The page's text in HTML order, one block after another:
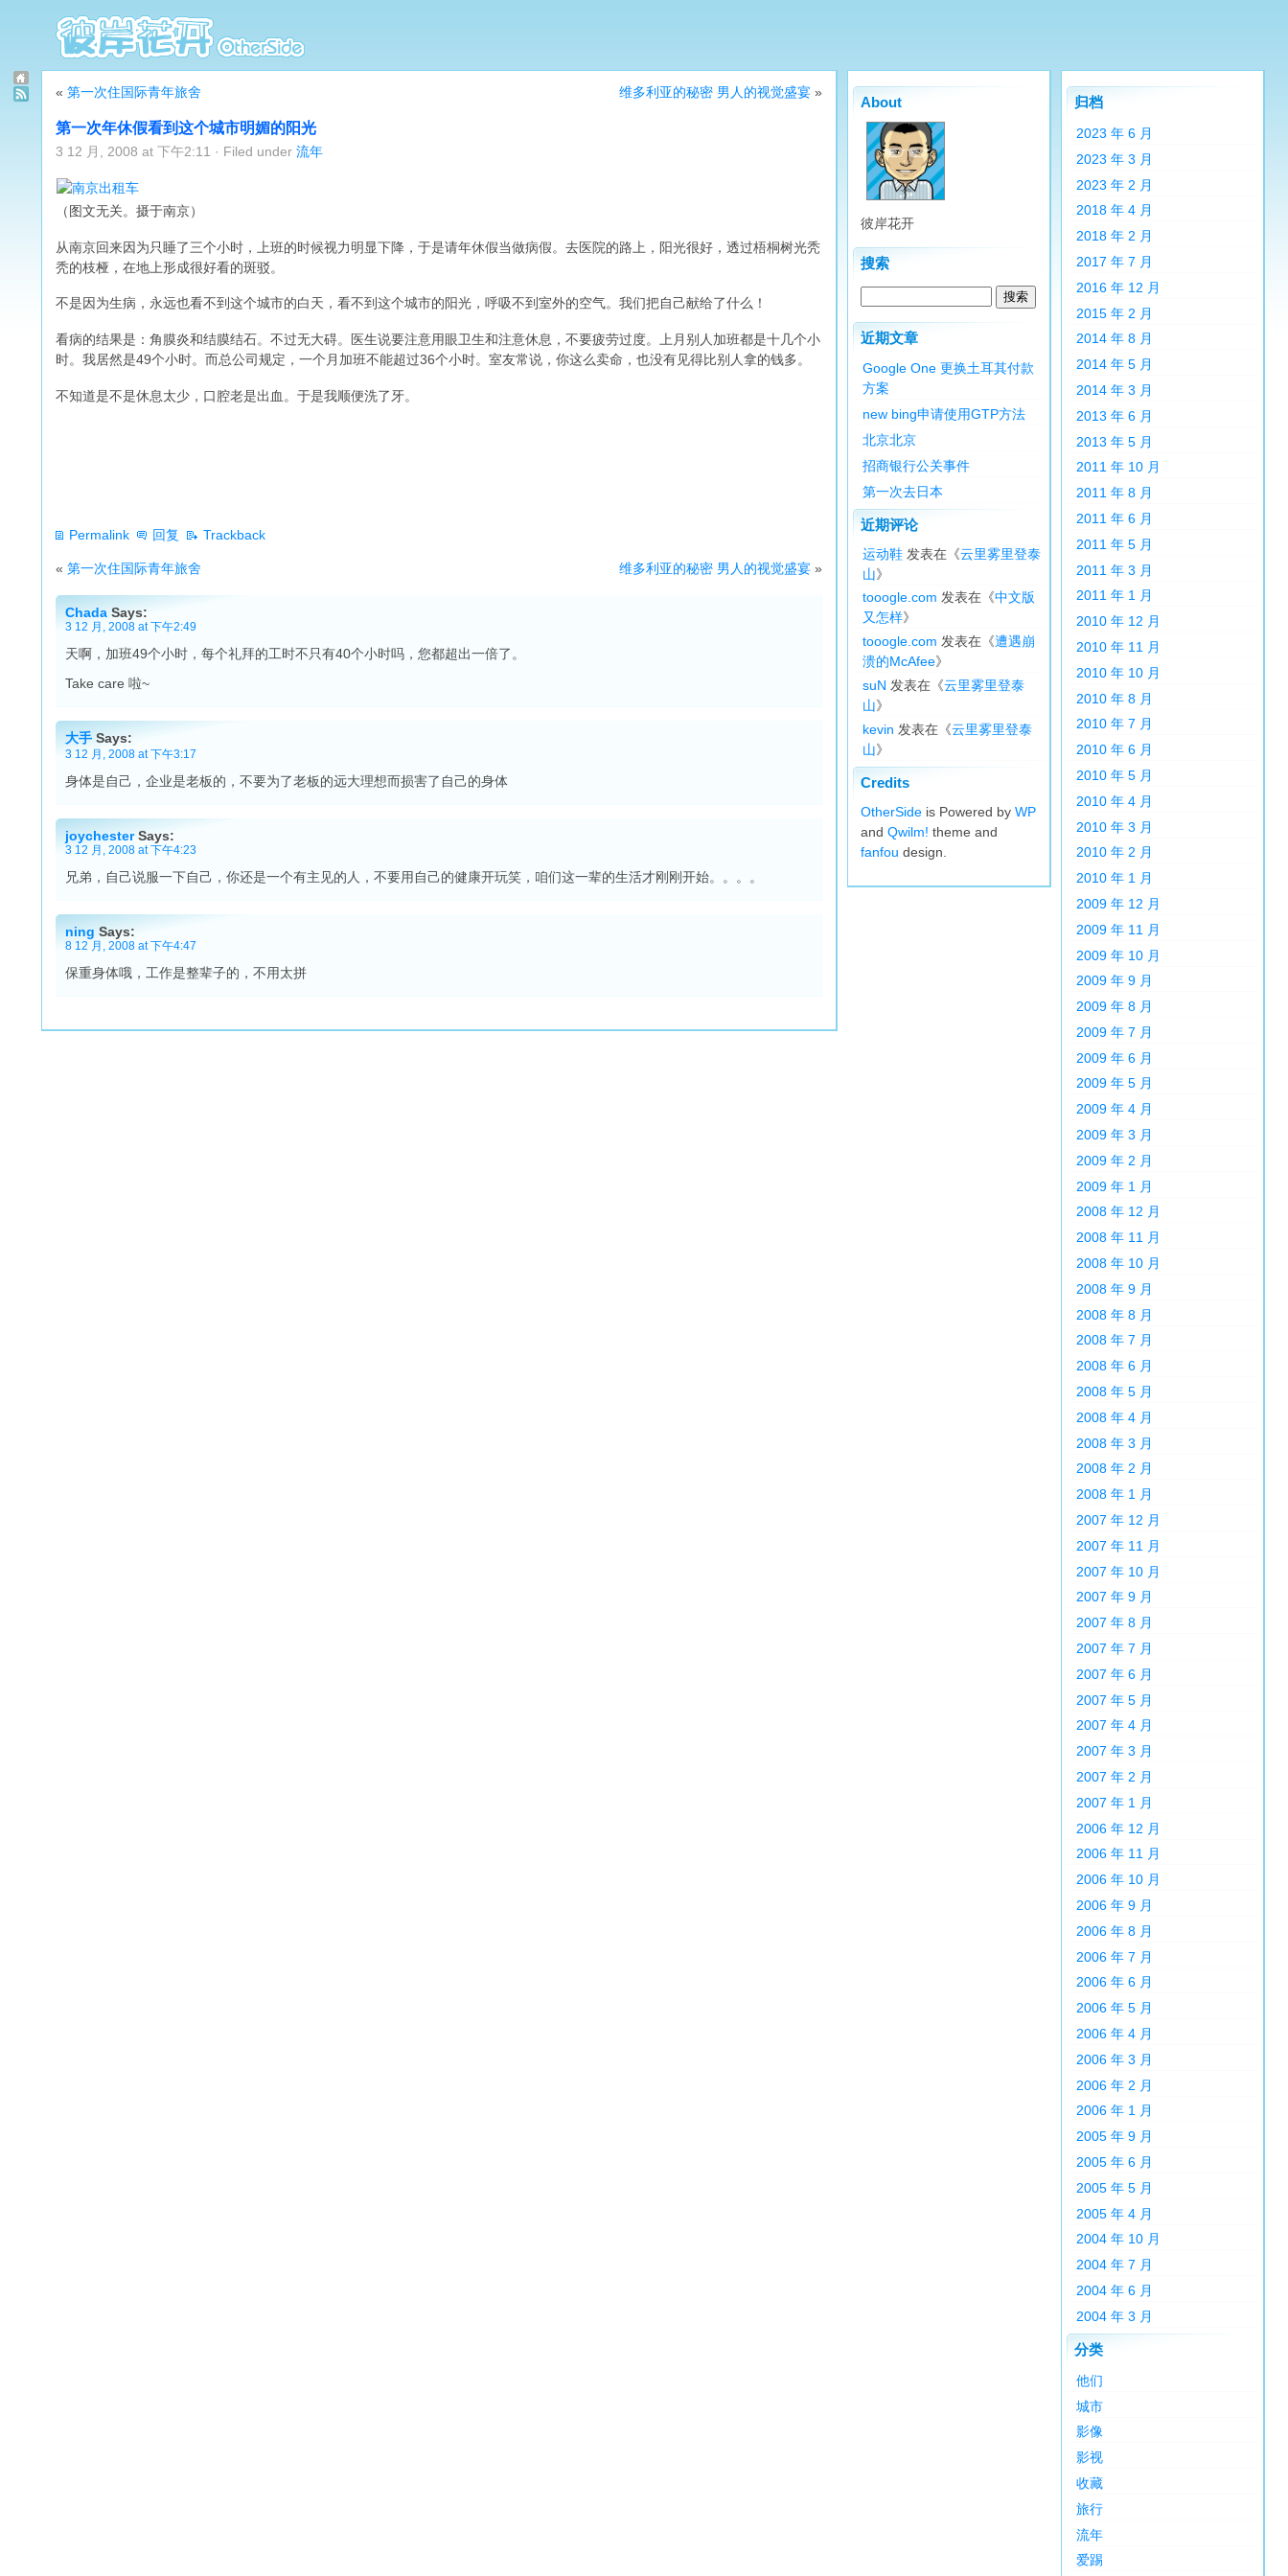
维多利亚的秘密 男人的视觉盛宴 »
« 第一次住国际青年旅舍
第一次年休假看到这个城市明媚的阳光
3 12 月, 2008 at 下午2:11 · Filed under 流年
（图文无关。摄于南京）
从南京回来因为只睡了三个小时，上班的时候视力明显下降，于是请年休假当做病假。去医院的路上，阳光很好，透过梧桐树光秃
秃的枝桠，在地上形成很好看的斑驳。
不是因为生病，永远也看不到这个城市的白天，看不到这个城市的阳光，呼吸不到室外的空气。我们把自己献给了什么！
看病的结果是：角膜炎和结膜结石。不过无大碍。医生说要注意用眼卫生和注意休息，不要疲劳过度。上月别人加班都是十几个小
时。我居然是49个小时。而总公司规定，一个月加班不能超过36个小时。室友常说，你这么卖命，也没有见得比别人拿的钱多。
不知道是不是休息太少，口腔老是出血。于是我顺便洗了牙。
Permalink 回复 Trackback
维多利亚的秘密 男人的视觉盛宴 »
« 第一次住国际青年旅舍
Chada Says:
3 12 月, 2008 at 下午2:49
天啊，加班49个小时，每个礼拜的工时不只有40个小时吗，您都超出一倍了。
Take care 啦~
大手 Says:
3 12 月, 2008 at 下午3:17
身体是自己，企业是老板的，不要为了老板的远大理想而损害了自己的身体
joychesterSays:
3 12 月, 2008 at 下午4:23
兄弟，自己说服一下自己，你还是一个有主见的人，不要用自己的健康开玩笑，咱们这一辈的生活才刚刚开始。。。。
ning Says:
8 12 月, 2008 at 下午4:47
保重身体哦，工作是整辈子的，不用太拼
About
彼岸花开
搜索
近期文章
Google One 更换土耳其付款
方案
new bing申请使用GTP方法
北京北京
招商银行公关事件
第一次去日本
近期评论
运动鞋 发表在《云里雾里登泰
山》
tooogle.com 发表在《中文版
又怎样》
tooogle.com 发表在《遭遇崩
溃的McAfee》
suN 发表在《云里雾里登泰
山》
kevin 发表在《云里雾里登泰
山》
Credits
OtherSide is Powered by WP
and Qwilm! theme and
fanfou design.
归档
2023 年 6 月
2023 年 3 月
2023 年 2 月
2018 年 4 月
2018 年 2 月
2017 年 7 月
2016 年 12 月
2015 年 2 月
2014 年 8 月
2014 年 5 月
2014 年 3 月
2013 年 6 月
2013 年 5 月
2011 年 10 月
2011 年 8 月
2011 年 6 月
2011 年 5 月
2011 年 3 月
2011 年 1 月
2010 年 12 月
2010 年 11 月
2010 年 10 月
2010 年 8 月
2010 年 7 月
2010 年 6 月
2010 年 5 月
2010 年 4 月
2010 年 3 月
2010 年 2 月
2010 年 1 月
2009 年 12 月
2009 年 11 月
2009 年 10 月
2009 年 9 月
2009 年 8 月
2009 年 7 月
2009 年 6 月
2009 年 5 月
2009 年 4 月
2009 年 3 月
2009 年 2 月
2009 年 1 月
2008 年 12 月
2008 年 11 月
2008 年 10 月
2008 年 9 月
2008 年 8 月
2008 年 7 月
2008 年 6 月
2008 年 5 月
2008 年 4 月
2008 年 3 月
2008 年 2 月
2008 年 1 月
2007 年 12 月
2007 年 11 月
2007 年 10 月
2007 年 9 月
2007 年 8 月
2007 年 7 月
2007 年 6 月
2007 年 5 月
2007 年 4 月
2007 年 3 月
2007 年 2 月
2007 年 1 月
2006 年 12 月
2006 年 11 月
2006 年 10 月
2006 年 9 月
2006 年 8 月
2006 年 7 月
2006 年 6 月
2006 年 5 月
2006 年 4 月
2006 年 3 月
2006 年 2 月
2006 年 1 月
2005 年 9 月
2005 年 6 月
2005 年 5 月
2005 年 4 月
2004 年 10 月
2004 年 7 月
2004 年 6 月
2004 年 3 月
分类
他们
城市
影像
影视
收藏
旅行
流年
爱踢